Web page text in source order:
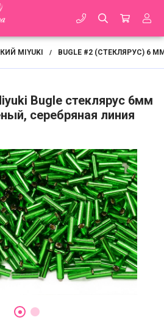
MIYUKI / BUGLE #2 (СТЕКЛЯРУС) 6
Bugle стеклярус 6мм
серебряная линия